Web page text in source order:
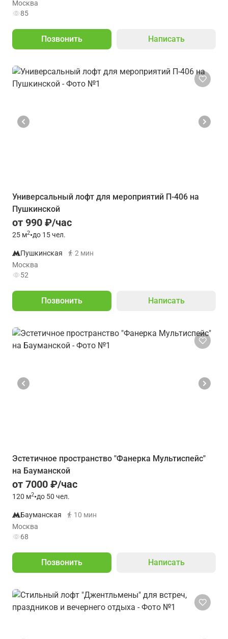
Москва
85
Позвонить Написать
Универсальный лофт для мероприятий П-406 на
Пушкинской
от 990 ₽/час
25 м2•до 15 чел.
Пушкинская
2 мин
Москва
52
Позвонить Написать
Эстетичное пространство "Фанерка Мультиспейс"
на Бауманской
от 7000 ₽/час
120 м2•до 50 чел.
Бауманская
10 мин
Москва
68
Позвонить Написать